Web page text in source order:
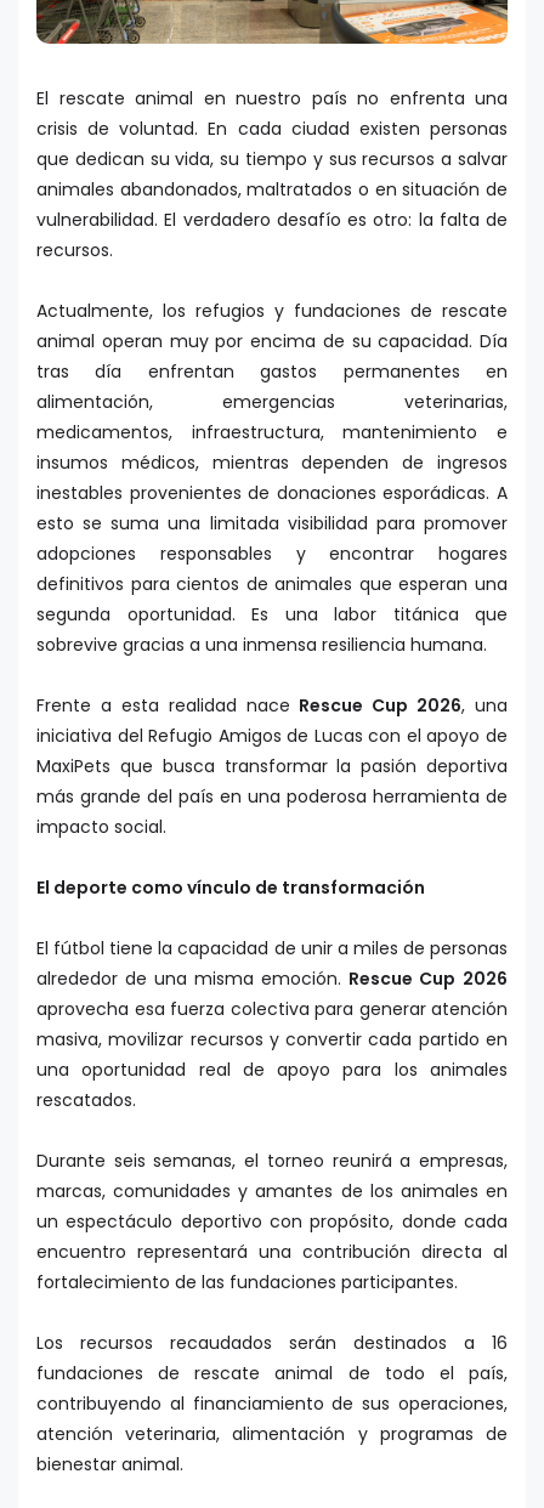
El rescate animal en nuestro país no enfrenta una
crisis de voluntad. En cada ciudad existen personas
que dedican su vida, su tiempo y sus recursos a salvar
animales abandonados, maltratados o en situación de
vulnerabilidad. El verdadero desafío es otro: la falta de
recursos.
Actualmente, los refugios y fundaciones de rescate
animal operan muy por encima de su capacidad. Día
tras día enfrentan gastos permanentes en
alimentación, emergencias veterinarias,
medicamentos, infraestructura, mantenimiento e
insumos médicos, mientras dependen de ingresos
inestables provenientes de donaciones esporádicas. A
esto se suma una limitada visibilidad para promover
adopciones responsables y encontrar hogares
definitivos para cientos de animales que esperan una
segunda oportunidad. Es una labor titánica que
sobrevive gracias a una inmensa resiliencia humana.
Frente a esta realidad nace Rescue Cup 2026, una
iniciativa del Refugio Amigos de Lucas con el apoyo de
MaxiPets que busca transformar la pasión deportiva
más grande del país en una poderosa herramienta de
impacto social.
El deporte como vínculo de transformación
El fútbol tiene la capacidad de unir a miles de personas
alrededor de una misma emoción. Rescue Cup 2026
aprovecha esa fuerza colectiva para generar atención
masiva, movilizar recursos y convertir cada partido en
una oportunidad real de apoyo para los animales
rescatados.
Durante seis semanas, el torneo reunirá a empresas,
marcas, comunidades y amantes de los animales en
un espectáculo deportivo con propósito, donde cada
encuentro representará una contribución directa al
fortalecimiento de las fundaciones participantes.
Los recursos recaudados serán destinados a 16
fundaciones de rescate animal de todo el país,
contribuyendo al financiamiento de sus operaciones,
atención veterinaria, alimentación y programas de
bienestar animal.